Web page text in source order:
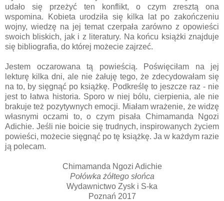
udało się przeżyć ten konflikt, o czym zresztą ona
wspomina. Kobieta urodziła się kilka lat po zakończeniu
wojny, wiedzę na jej temat czerpała zarówno z opowieści
swoich bliskich, jak i z literatury. Na końcu książki znajduje
się bibliografia, do której możecie zajrzeć.
Jestem oczarowana tą powieścią. Poświęciłam na jej
lekturę kilka dni, ale nie żałuję tego, że zdecydowałam się
na to, by sięgnąć po książkę. Podkreślę to jeszcze raz - nie
jest to łatwa historia. Sporo w niej bólu, cierpienia, ale nie
brakuje też pozytywnych emocji. Miałam wrażenie, że widzę
własnymi oczami to, o czym pisała Chimamanda Ngozi
Adichie. Jeśli nie boicie się trudnych, inspirowanych życiem
powieści, możecie sięgnąć po tę książkę. Ja w każdym razie
ją polecam.
Chimamanda Ngozi Adichie
Połówka żółtego słońca
Wydawnictwo Zysk i S-ka
Poznań 2017